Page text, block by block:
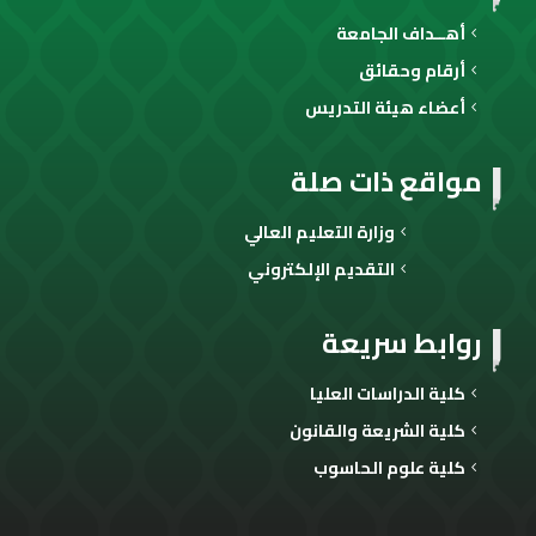
روابط سريعة
كلية الدراسات العليا
كلية الشريعة والقانون
كلية علوم الحاسوب
مواقع ذات صلة
وزارة التعليم العالي
التقديم الإلكتروني
أهــداف الجامعة
أرقام وحقائق
أعضاء هيئة التدريس